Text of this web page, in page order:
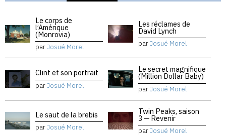
Le corps de
l’Amérique
(Monrovia)
parJosué Morel
Les réclames de
David Lynch
parJosué Morel
Clint et son portrait
parJosué Morel
Le secret magnifique
(Million Dollar Baby)
parJosué Morel
Le saut de la brebis
parJosué Morel
Twin Peaks, saison
3 — Revenir
parJosué Morel